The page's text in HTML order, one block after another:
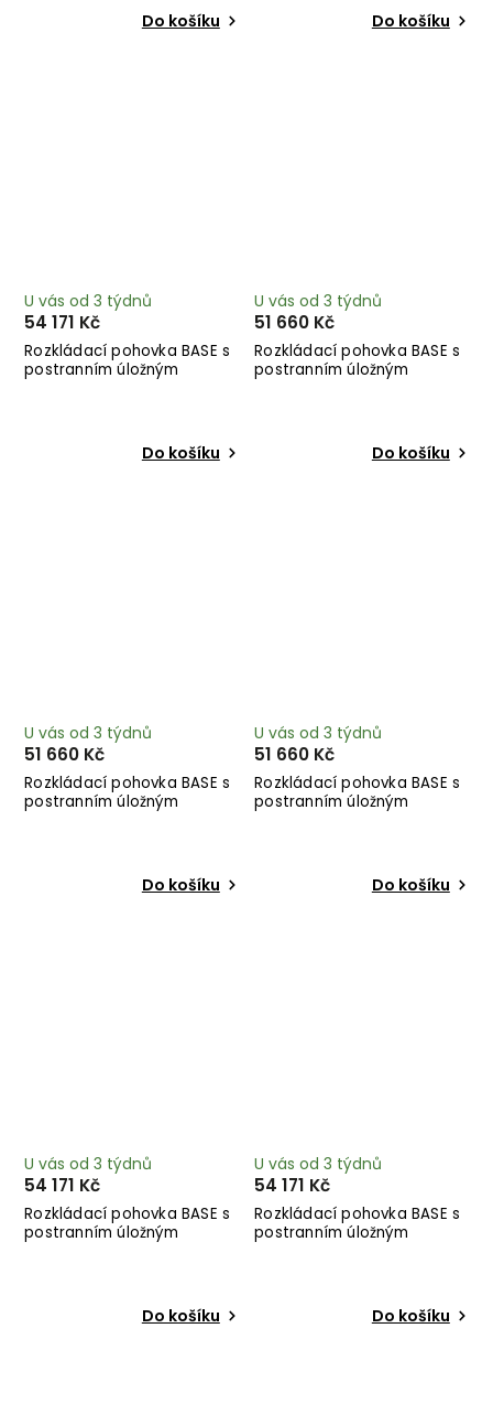
Do košíku Do košíku
Rozkládací pohovka BASE s
postranním úložným
U vás od 3 týdnů
54 171 Kč
Do košíku
Rozkládací pohovka BASE s
postranním úložným
U vás od 3 týdnů
51 660 Kč
Do košíku
Rozkládací pohovka BASE s
postranním úložným
U vás od 3 týdnů
51 660 Kč
Do košíku
Rozkládací pohovka BASE s
postranním úložným
U vás od 3 týdnů
51 660 Kč
Do košíku
Rozkládací pohovka BASE s
postranním úložným
U vás od 3 týdnů
54 171 Kč
Do košíku
Rozkládací pohovka BASE s
postranním úložným
U vás od 3 týdnů
54 171 Kč
Do košíku